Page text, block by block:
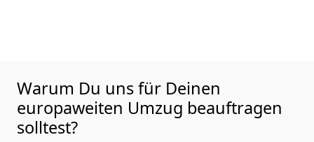
Warum Du uns für Deinen
europaweiten Umzug beauftragen
solltest?